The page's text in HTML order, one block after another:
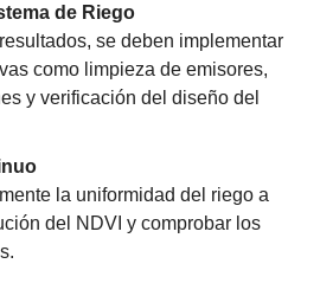
de Riego
se deben implementar
como limpieza de emisores,
y verificación del diseño del
la uniformidad del riego a
del NDVI y comprobar los